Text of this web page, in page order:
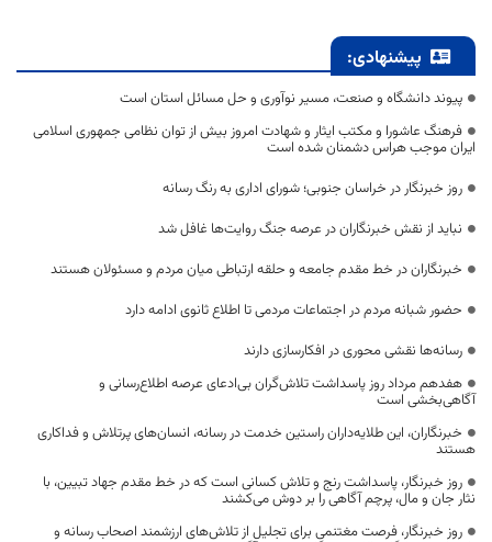
پیشنهادی:
پیوند دانشگاه و صنعت، مسیر نوآوری و حل مسائل استان است
فرهنگ عاشورا و مکتب ایثار و شهادت امروز بیش از توان نظامی جمهوری اسلامی
ایران موجب هراس دشمنان شده است
روز خبرنگار در خراسان جنوبی؛ شورای اداری به رنگ رسانه
نباید از نقش خبرنگاران در عرصه جنگ روایت‌ها غافل شد
خبرنگاران در خط مقدم جامعه و حلقه ارتباطی میان مردم و مسئولان هستند
حضور شبانه مردم در اجتماعات مردمی تا اطلاع ثانوی ادامه دارد
رسانه‌ها نقشی محوری در افکارسازی دارند
هفدهم مرداد روز پاسداشت تلاش‌گران بی‌ادعای عرصه اطلاع‌رسانی و
آگاهی‌بخشی است
خبرنگاران، این طلایه‌داران راستین خدمت در رسانه، انسان‌های پرتلاش و فداکاری
هستند
روز خبرنگار، پاسداشت رنج و تلاش کسانی است که در خط مقدم جهاد تبیین، با
نثار جان و مال، پرچم آگاهی را بر دوش می‌کشند
روز خبرنگار، فرصت مغتنمی برای تجلیل از تلاش‌های ارزشمند اصحاب رسانه و